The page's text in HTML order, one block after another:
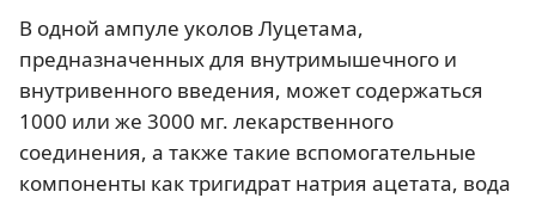
В одной ампуле уколов Луцетама,
предназначенных для внутримышечного и
внутривенного введения, может содержаться
1000 или же 3000 мг. лекарственного
соединения, а также такие вспомогательные
компоненты как тригидрат натрия ацетата, вода